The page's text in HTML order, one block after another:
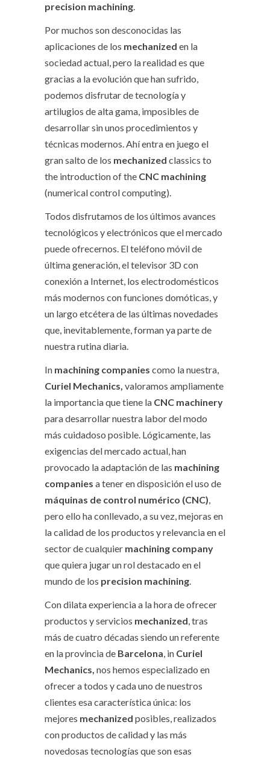
precision machining.
Por muchos son desconocidas las
aplicaciones de los mechanized en la
sociedad actual, pero la realidad es que
gracias a la evolución que han sufrido,
podemos disfrutar de tecnología y
artilugios de alta gama, imposibles de
desarrollar sin unos procedimientos y
técnicas modernos. Ahí entra en juego el
gran salto de los mechanized classics to
the introduction of the CNC machining
(numerical control computing).
Todos disfrutamos de los últimos avances
tecnológicos y electrónicos que el mercado
puede ofrecernos. El teléfono móvil de
última generación, el televisor 3D con
conexión a Internet, los electrodomésticos
más modernos con funciones domóticas, y
un largo etcétera de las últimas novedades
que, inevitablemente, forman ya parte de
nuestra rutina diaria.
In machining companies como la nuestra,
Curiel Mechanics, valoramos ampliamente
la importancia que tiene la CNC machinery
para desarrollar nuestra labor del modo
más cuidadoso posible. Lógicamente, las
exigencias del mercado actual, han
provocado la adaptación de las machining
companies a tener en disposición el uso de
máquinas de control numérico (CNC),
pero ello ha conllevado, a su vez, mejoras en
la calidad de los productos y relevancia en el
sector de cualquier machining company
que quiera jugar un rol destacado en el
mundo de los precision machining.
Con dilata experiencia a la hora de ofrecer
productos y servicios mechanized, tras
más de cuatro décadas siendo un referente
en la provincia de Barcelona, in Curiel
Mechanics, nos hemos especializado en
ofrecer a todos y cada uno de nuestros
clientes esa característica única: los
mejores mechanized posibles, realizados
con productos de calidad y las más
novedosas tecnologías que son esas